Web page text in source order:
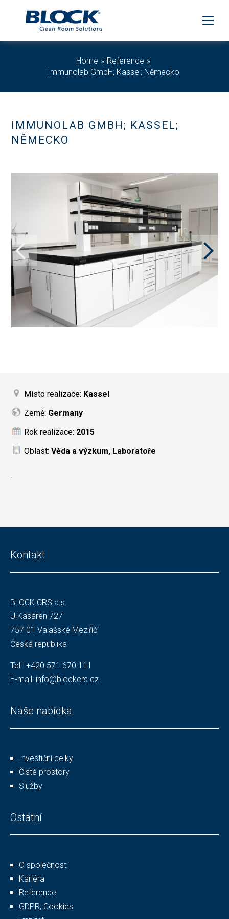
Home
Reference
Immunolab GmbH; Kassel; Německo
IMMUNOLAB GMBH; KASSEL;
NĚMECKO
Místo realizace: Kassel
Země: Germany
Rok realizace: 2015
Oblast:Věda a výzkum, Laboratoře
.
Kontakt
BLOCK CRS a.s.
U Kasáren 727
757 01 Valašské Meziříčí
Česká republika
Tel.: +420 571 670 111
E-mail: info@blockcrs.cz
Naše nabídka
Investiční celky
Čisté prostory
Služby
Ostatní
O společnosti
Kariéra
Reference
GDPR, Cookies